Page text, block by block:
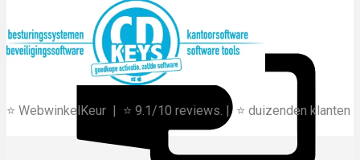
⭐ WebwinkelKeur | ⭐ 9.1/10 reviews. | ⭐ duizenden klanten